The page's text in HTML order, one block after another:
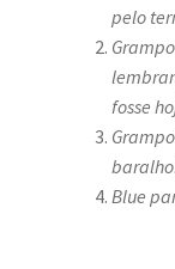
pelo
fosse
Blue